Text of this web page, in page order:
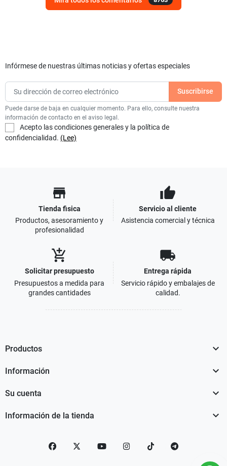
Infórmese de nuestras últimas noticias y ofertas especiales
Puede darse de baja en cualquier momento. Para ello, consulte nuestra
información de contacto en el aviso legal.
Acepto las condiciones generales y la política de
confidencialidad. (Lee)
store
Tienda fisica
Productos, asesoramiento y
profesionalidad
thumb_up
Servicio al cliente
Asistencia comercial y técnica
add_shopping_cart
Solicitar presupuesto
Presupuestos a medida para
grandes cantidades
local_shipping
Entrega rápida
Servicio rápido y embalajes de
calidad.
Productos 
Información 
Su cuenta 
Información de la tienda 